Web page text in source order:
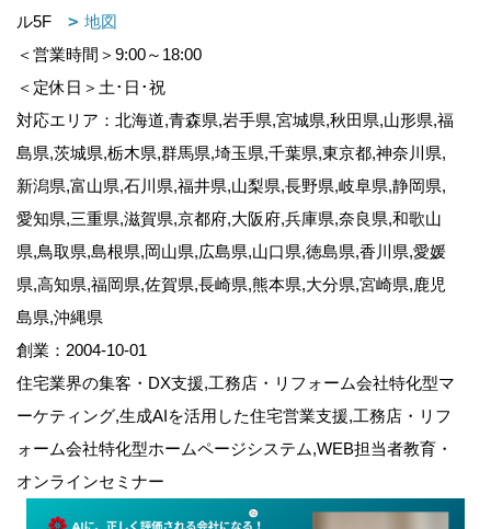
ル5F
地図
＜営業時間＞9:00～18:00
＜定休日＞土･日･祝
対応エリア：北海道,青森県,岩手県,宮城県,秋田県,山形県,福
島県,茨城県,栃木県,群馬県,埼玉県,千葉県,東京都,神奈川県,
新潟県,富山県,石川県,福井県,山梨県,長野県,岐阜県,静岡県,
愛知県,三重県,滋賀県,京都府,大阪府,兵庫県,奈良県,和歌山
県,鳥取県,島根県,岡山県,広島県,山口県,徳島県,香川県,愛媛
県,高知県,福岡県,佐賀県,長崎県,熊本県,大分県,宮崎県,鹿児
島県,沖縄県
創業：2004-10-01
住宅業界の集客・DX支援,工務店・リフォーム会社特化型マ
ーケティング,生成AIを活用した住宅営業支援,工務店・リフ
ォーム会社特化型ホームページシステム,WEB担当者教育・
オンラインセミナー